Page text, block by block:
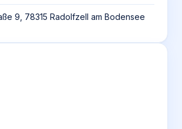
9, 78315 Radolfzell am Bodensee